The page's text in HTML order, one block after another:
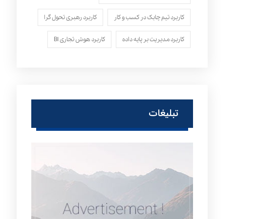
کاربرد تیم چابک در کسب و کار کاربرد رهبری تحول‌ گرا
کاربرد مدیریت بر پایه داده کاربرد هوش تجاری BI
تبلیغات